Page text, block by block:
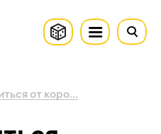
от коро...